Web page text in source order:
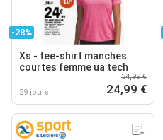
-28%
Xs - tee-shirt manches
courtes femme ua tech
29 jours
34,99 €
24,99 €